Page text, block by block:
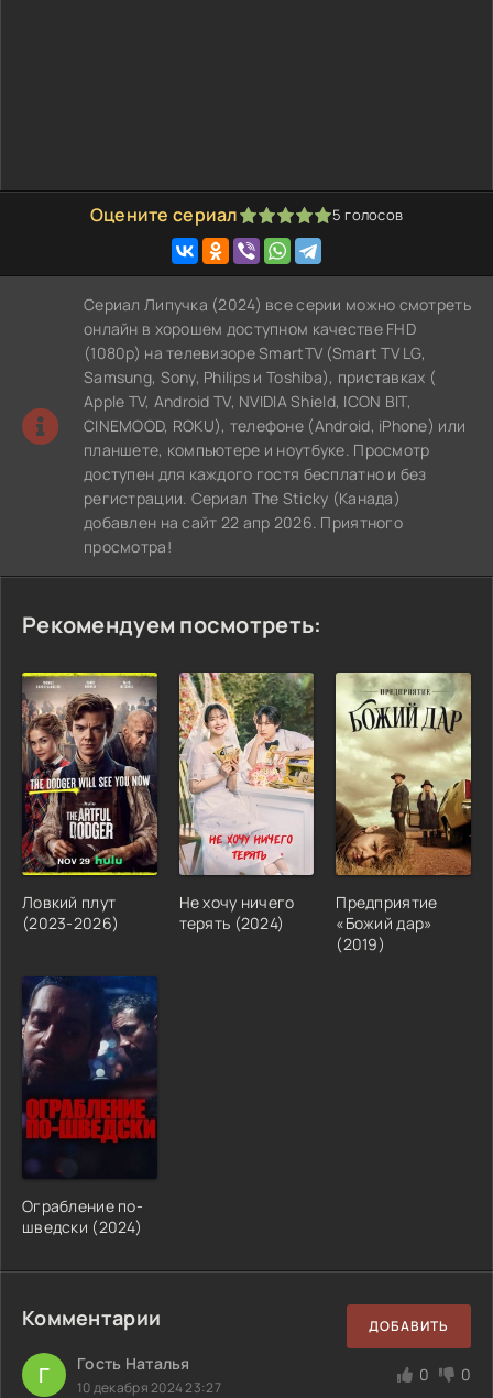
Оцените сериал
1 2 3 4 5 5 голосов
Сериал Липучка (2024) все серии можно смотреть
онлайн в хорошем доступном качестве FHD
(1080p) на телевизоре SmartTV (Smart TV LG,
Samsung, Sony, Philips и Toshiba), приставках (
Apple TV, Android TV, NVIDIA Shield, ICON BIT,
CINEMOOD, ROKU), телефоне (Android, iPhone) или
планшете, компьютере и ноутбуке. Просмотр
доступен для каждого гостя бесплатно и без
регистрации. Сериал The Sticky (Канада)
добавлен на сайт 22 апр 2026. Приятного
просмотра!
Рекомендуем посмотреть:
Ловкий плут
(2023-2026)
Не хочу ничего
терять (2024)
Предприятие
«Божий дар»
(2019)
Ограбление по-
шведски (2024)
Комментарии ДОБАВИТЬ
Г Гость Наталья
10 декабря 2024 23:27
0 0